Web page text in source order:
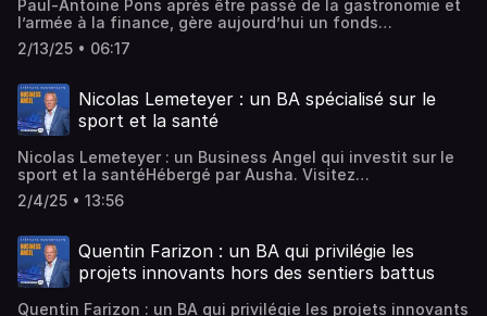
Paul-Antoine Pons après être passé de la gastronomie et
l’armée à la finance, gère aujourd’hui un fonds
d’investissement crypto régulé en Europe et prépare
l’ouverture d’un fonds immobilier en France. Hébergé par
plus d'informations.
2/13/25 • 06:17
Nicolas Lemeteyer : un BA spécialisé sur le
sport et la santé
Nicolas Lemeteyer : un Business Angel qui investit sur le
sport et la santéHébergé par Ausha. Visitez
ausha.co/politique-de-confidentialite pour plus
d'informations.
2/4/25 • 13:56
Quentin Farizon : un BA qui privilégie les
projets innovants hors des sentiers battus
Quentin Farizon : un BA qui privilégie les projets innovants